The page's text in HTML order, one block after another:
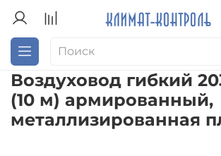
Воздуховод гибкий
(10 м) армированный,
металлизированная